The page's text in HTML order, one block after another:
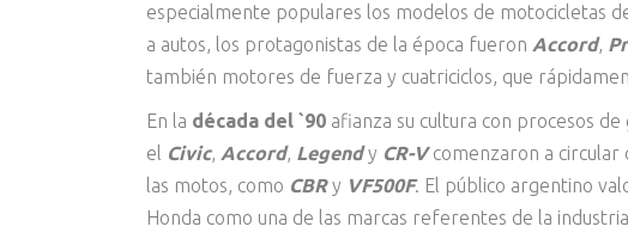
especialmente populares los modelos de motocicletas
a autos, los protagonistas de la época fueron Accord,
también motores de fuerza y cuatriciclos, que
En la década del `90 afianza su cultura con procesos
el
Civic, Accord, Legendy CR-Vcomenzaron a circular
las motos, como CBRy VF500F. El público argentino
Honda como una de las marcas referentes de la